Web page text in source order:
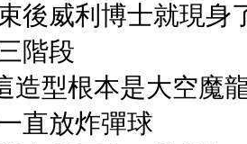
後威利博士就現身
階段
造型根本是大空魔
直放炸彈球